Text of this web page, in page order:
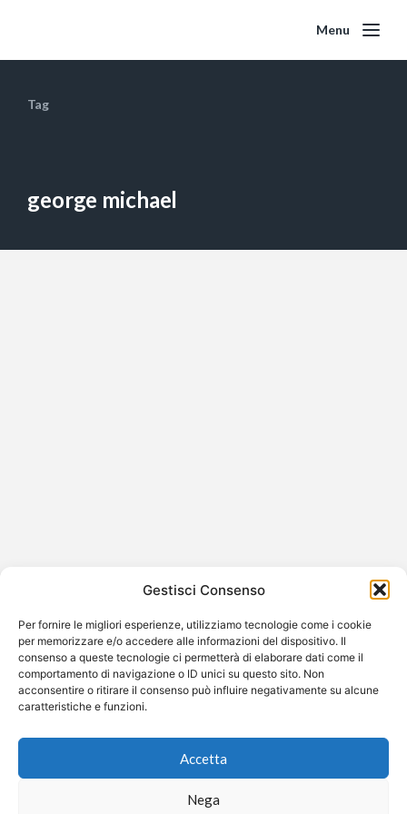
Gestisci Consenso
Per fornire le migliori esperienze, utilizziamo tecnologie come i cookie
per memorizzare e/o accedere alle informazioni del dispositivo. Il
consenso a queste tecnologie ci permetterà di elaborare dati come il
comportamento di navigazione o ID unici su questo sito. Non
acconsentire o ritirare il consenso può influire negativamente su alcune
caratteristiche e funzioni.
Accetta
Nega
Menu
Tag
george michael
Cindy Crawford compie il 20 febbraio 60 anni, ma il suo
senza…